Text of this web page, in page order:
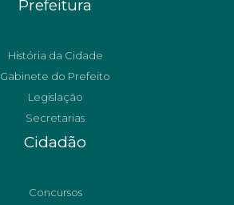
Prefeitura
História da Cidade
Gabinete do Prefeito
Legislação
Secretarias
Cidadão
Concursos